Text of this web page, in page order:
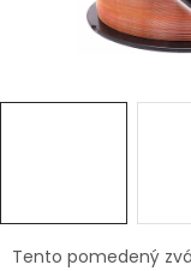
Fotovoltaika
Servis náradia
Tento pomedený